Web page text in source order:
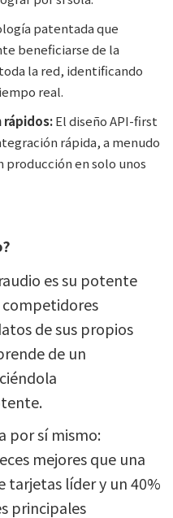
patentada que
beneficiarse de la
la red, identificando
real.
rápidos:El diseño API-first
rápida, a menudo
producción en solo unos
es su potente
competidores
de sus propios
de un
por sí mismo:
mejores que una
tarjetas líder y un 40%
principales